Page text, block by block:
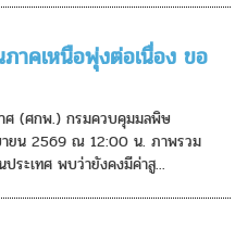
าคเหนือพุ่งต่อเนื่อง ขอ
ศ (ศกพ.) กรมควบคุมมลพิษ
ายน 2569 ณ 12:00 น. ภาพรวม
ระเทศ พบว่ายังคงมีค่าสู...